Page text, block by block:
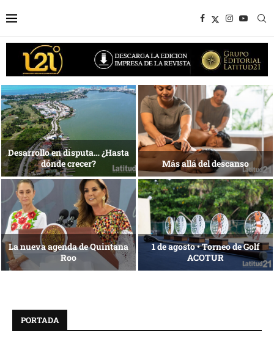
1 al 28 de agosto •
Fundación Isleña
Energía que Impulsa la
competitividad
Reconocimiento de viajeros La esencia del servicio
PORTADA